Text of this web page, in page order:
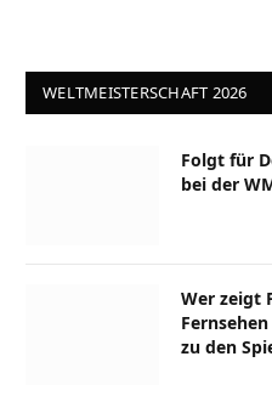
WELTMEISTERSCHAFT 2026
Folgt für
bei der
Wer zeigt
zu den